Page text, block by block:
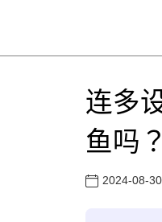
连多
鱼吗？
2024-08-30